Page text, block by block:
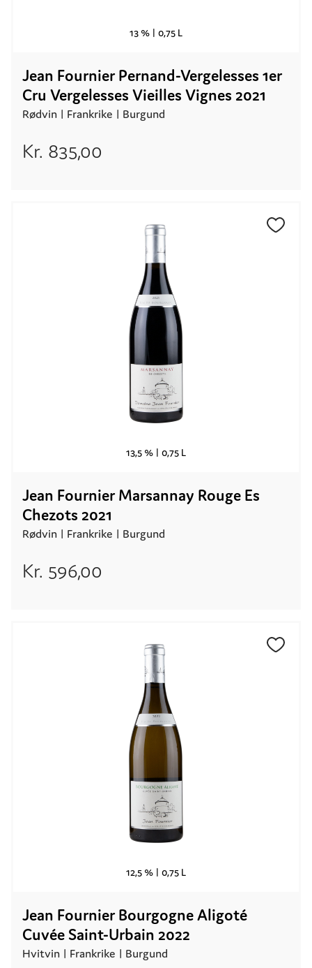
13 % | 0,75 L
Jean Fournier Pernand-Vergelesses 1er
Cru Vergelesses Vieilles Vignes 2021
Rødvin | Frankrike | Burgund
Kr. 835,00
13,5 % | 0,75 L
Jean Fournier Marsannay Rouge Es
Chezots 2021
Rødvin | Frankrike | Burgund
Kr. 596,00
12,5 % | 0,75 L
Jean Fournier Bourgogne Aligoté
Cuvée Saint-Urbain 2022
Hvitvin | Frankrike | Burgund